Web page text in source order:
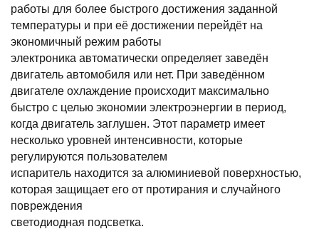
работы для более быстрого достижения заданной
температуры и при её достижении перейдёт на
экономичный режим работы
электроника автоматически определяет заведён
двигатель автомобиля или нет. При заведённом
двигателе охлаждение происходит максимально
быстро с целью экономии электроэнергии в период,
когда двигатель заглушен. Этот параметр имеет
несколько уровней интенсивности, которые
регулируются пользователем
испаритель находится за алюминиевой поверхностью,
которая защищает его от протирания и случайного
повреждения
светодиодная подсветка.